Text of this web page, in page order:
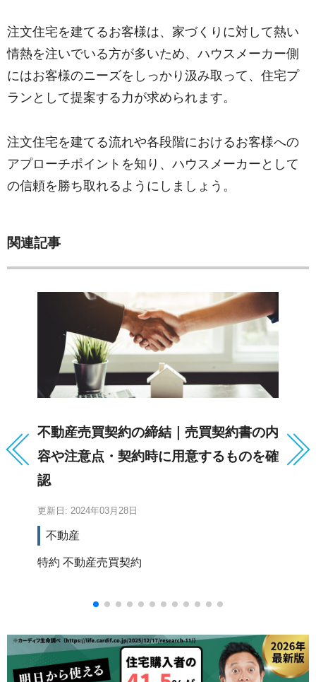
注文住宅を建てるお客様は、家づくりに対して熱い
情熱を注いでいる方が多いため、ハウスメーカー側
にはお客様のニーズをしっかり汲み取って、住宅プ
ランとして提案する力が求められます。
注文住宅を建てる流れや各段階におけるお客様への
アプローチポイントを知り、ハウスメーカーとして
の信頼を勝ち取れるようにしましょう。
関連記事
不動産売買契約の締結｜売買契約書の内
容や注意点・契約時に用意するものを確
認
更新日: 2024年03月28日
不動産
特約 不動産売買契約
わ